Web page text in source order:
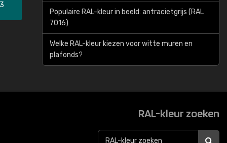
Populaire RAL-kleur in beeld: antracietgrijs (RAL
7016)
Welke RAL-kleur kiezen voor witte muren en
plafonds?
RAL-kleur zoeken